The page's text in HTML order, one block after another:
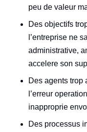
peu de valeur
Des objectifs
l’entreprise ne
administrative,
accelere son
Des agents trop
l’erreur
inapproprie
Des processus